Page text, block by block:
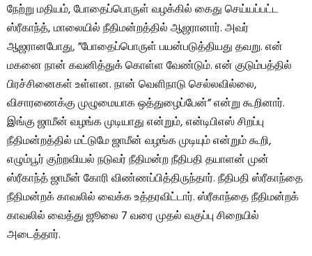
நேற்று மதியம், போதைப்பொருள் வழக்கில் கைது செய்யப்பட்ட
ஸ்ரீகாந்த், மாலையில் நீதிமன்றத்தில் ஆஜரானார். அவர்
ஆஜரானபோது, ​​”போதைப்பொருள் பயன்படுத்தியது தவறு. என்
மகனை நான் கவனித்துக் கொள்ள வேண்டும். என் குடும்பத்தில்
பிரச்சினைகள் உள்ளன. நான் வெளிநாடு செல்லவில்லை,
விசாரணைக்கு முழுமையாக ஒத்துழைப்பேன்” என்று கூறினார்.
இங்கு ஜாமீன் வழங்க முடியாது என்றும், என்டிபிஎஸ் சிறப்பு
நீதிமன்றத்தில் மட்டுமே ஜாமீன் வழங்க முடியும் என்றும் கூறி,
எழும்பூர் குற்றவியல் நடுவர் நீதிமன்ற நீதிபதி தயாளன் முன்
ஸ்ரீகாந்த் ஜாமீன் கோரி விண்ணப்பித்திருந்தார். நீதிபதி ஸ்ரீகாந்தை
நீதிமன்றக் காவலில் வைக்க உத்தரவிட்டார். ஸ்ரீகாந்தை நீதிமன்றக்
காவலில் வைத்து ஜூலை 7 வரை முதல் வகுப்பு சிறையில்
அடைத்தார்.